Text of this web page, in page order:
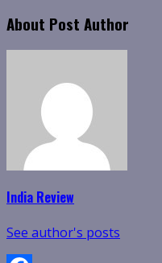
About Post Author
India Review
See author's posts